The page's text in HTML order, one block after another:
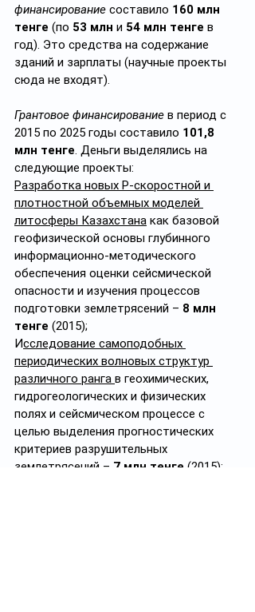
финансирование составило 160 млн
тенге (по 53 млн и 54 млн тенге в
год). Это средства на содержание
зданий и зарплаты (научные проекты
сюда не входят).
Грантовое финансирование в период с
2015 по 2025 годы составило 101,8
млн тенге. Деньги выделялись на
следующие проекты:
Разработка новых Р-скоростной и
плотностной объемных моделей
литосферы Казахстана как базовой
геофизической основы глубинного
информационно-методического
обеспечения оценки сейсмической
опасности и изучения процессов
подготовки землетрясений – 8 млн
тенге (2015);
Исследование самоподобных
периодических волновых структур
различного ранга в геохимических,
гидрогеологических и физических
полях и сейсмическом процессе с
целью выделения прогностических
критериев разрушительных
землетрясений – 7 млн тенге (2015);